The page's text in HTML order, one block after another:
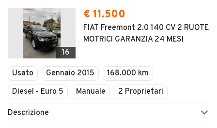
16
€ 11.500
FIAT Freemont 2.0 140 CV 2 RUOTE
MOTRICI GARANZIA 24 MESI
Usato Gennaio 2015
168.000 km
Diesel - Euro 5
Manuale 2 Proprietari
Descrizione